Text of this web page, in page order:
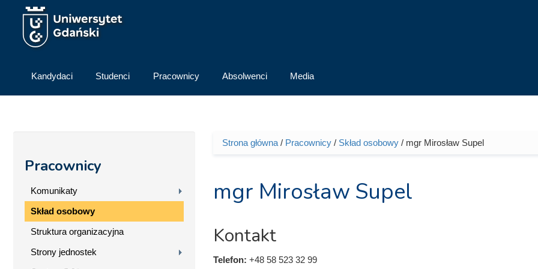
Przejdź do treści
Kandydaci Studenci Pracownicy Absolwenci Media
Pracownicy
Komunikaty
Skład osobowy
Struktura organizacyjna
Strony jednostek
Jesteś tutaj
Strona główna/ Pracownicy/ Skład osobowy/ mgr Mirosław Supel
mgr Mirosław Supel
Kontakt
Telefon: +48 58 523 32 99